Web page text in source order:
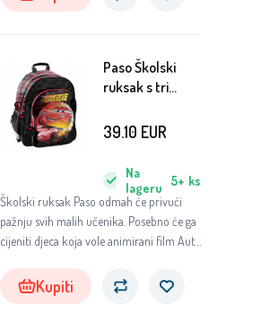
Paso Školski
ruksak s tri
Školski ruksak Paso odmah će privući
pažnju svih malih učenika. Posebno će ga
cijeniti djeca koja vole animirani film Auta
Na
lageru
5+ ks
39.10 EUR
Kupiti